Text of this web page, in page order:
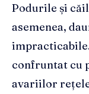
Podurile și
asemenea,
confruntat cu
avariilor